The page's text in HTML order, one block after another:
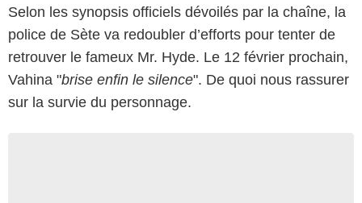
Selon les synopsis officiels dévoilés par la chaîne, la
police de Sète va redoubler d’efforts pour tenter de
retrouver le fameux Mr. Hyde. Le 12 février prochain,
Vahina "brise enfin le silence". De quoi nous rassurer
sur la survie du personnage.